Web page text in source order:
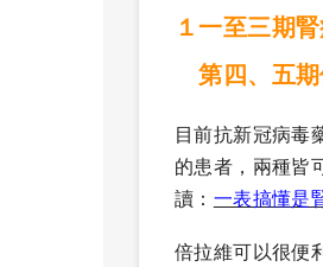
１一至三期
第四、五期
目前抗新冠病毒
的患者，兩種皆
讀： 一表搞懂是
倍拉維可以很便